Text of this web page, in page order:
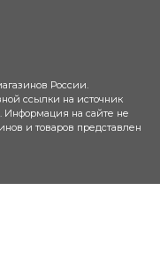
России.
ссылки на источник
Информация на сайте не
и товаров представлен